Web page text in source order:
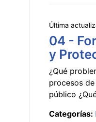
Última
04 -
y
¿Qué
procesos
público
Categorías: